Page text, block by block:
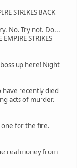
STRIKES BACK
No. Try not. Do...
STRIKES
up here! Night
have recently died
acts of murder.
one for the fire.
real money from